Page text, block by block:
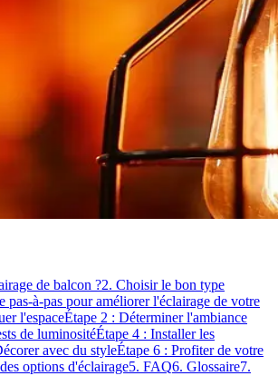
de balcon ?2. Choisir le bon type
pas-à-pas pour améliorer l'éclairage de votre
l'espaceÉtape 2 : Déterminer l'ambiance
de luminositéÉtape 4 : Installer les
avec du styleÉtape 6 : Profiter de votre
options d'éclairage5. FAQ6. Glossaire7.